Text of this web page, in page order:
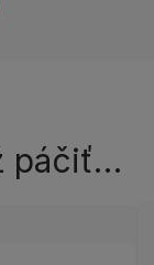
páčiť…